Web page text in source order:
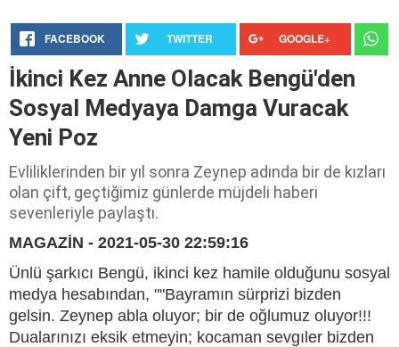
FACEBOOK TWITTER GOOGLE+
İkinci Kez Anne Olacak Bengü'den
Sosyal Medyaya Damga Vuracak
Yeni Poz
Evliliklerinden bir yıl sonra Zeynep adında bir de kızları
olan çift, geçtiğimiz günlerde müjdeli haberi
sevenleriyle paylaştı.
MAGAZİN - 2021-05-30 22:59:16
Ünlü şarkıcı Bengü, ikinci kez hamile olduğunu sosyal
medya hesabından, ""Bayramın sürprizi bizden
gelsin. Zeynep abla oluyor; bir de oğlumuz oluyor!!!
Dualarınızı eksik etmeyin; kocaman sevgıler bizden